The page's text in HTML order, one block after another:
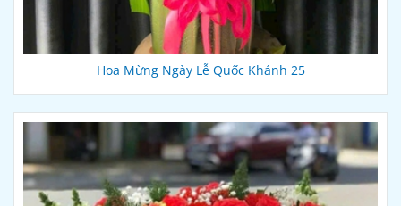
Hoa Mừng Ngày Lễ Quốc Khánh 25